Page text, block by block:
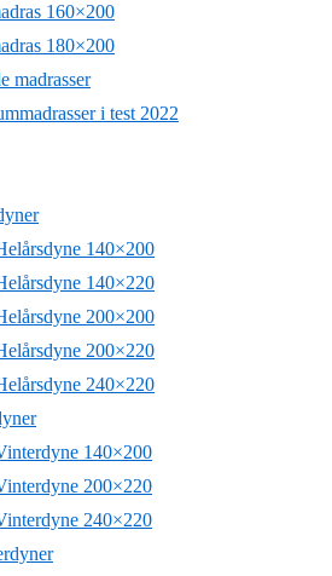
160×200
180×200
madrasser
i test 2022
140×200
140×220
200×200
200×220
240×220
140×200
200×220
240×220